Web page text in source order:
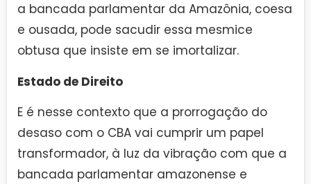
a bancada parlamentar da Amazônia, coesa
e ousada, pode sacudir essa mesmice
obtusa que insiste em se imortalizar.
Estado de Direito
E é nesse contexto que a prorrogação do
desaso com o CBA vai cumprir um papel
transformador, à luz da vibração com que a
bancada parlamentar amazonense e